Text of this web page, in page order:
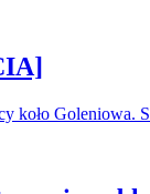
Goleniowa.